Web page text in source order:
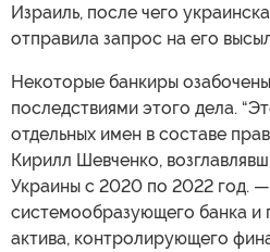
Израиль, после чего
отправила запрос на его
Некоторые банкиры
последствиями этого дела.
отдельных имен в составе
Кирилл Шевченко,
Украины с 2020 по 2022 год.
системообразующего банка и
актива, контролирующего